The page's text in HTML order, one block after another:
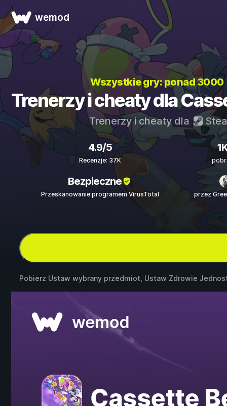
wemod
Wszystkie gry: ponad
Trenerzy i cheaty dla
Trenerzy i cheaty dla
4.9/5
Recenzje: 37K
Bezpieczne
Przeskanowanie programem VirusTotal przez
Pobierz Ustaw wybrany przedmiot, Ustaw Zdrowie